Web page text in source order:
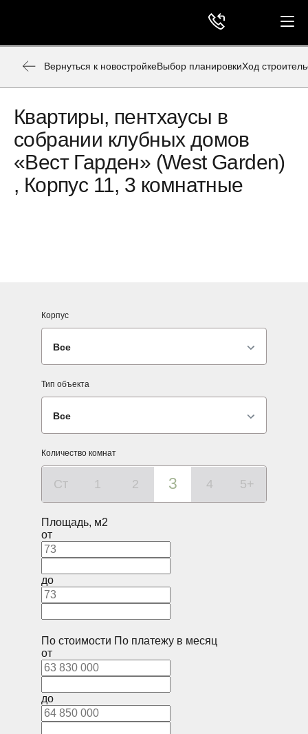
Вернуться к новостройкеВыбор планировкиХод
Квартиры, пентхаусы в
собрании клубных домов
«Вест Гарден» (West Garden)
, Корпус 11, 3 комнатные
Корпус
Все
Тип объекта
Все
Количество комнат
Ст 1 2 3 4 5+
Площадь, м2
от
до
По стоимости По платежу в месяц
от
до